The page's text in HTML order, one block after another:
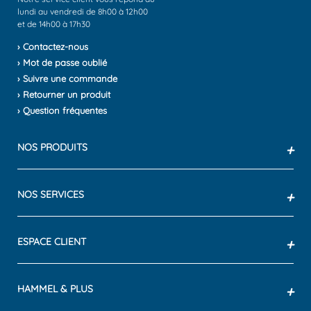
lundi au vendredi de 8h00 à 12h00
et de 14h00 à 17h30
› Contactez-nous
› Mot de passe oublié
› Suivre une commande
› Retourner un produit
› Question fréquentes
NOS PRODUITS +
NOS SERVICES +
ESPACE CLIENT +
HAMMEL & PLUS +